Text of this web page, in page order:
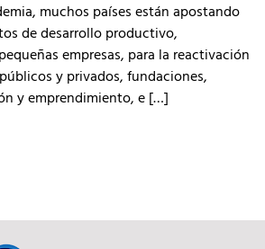
muchos países están apostando
de desarrollo productivo,
empresas, para la reactivación
y privados, fundaciones,
y emprendimiento, e […]